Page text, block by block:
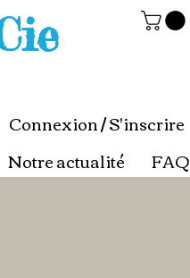
Connexion / S'inscrire
Notre actualité FAQ